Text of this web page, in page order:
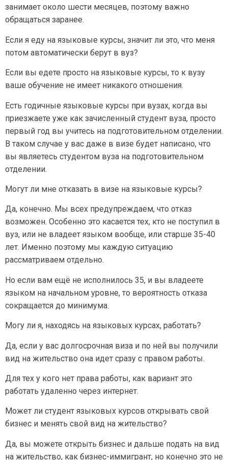
занимает около шести месяцев, поэтому важно
обращаться заранее.
Если я еду на языковые курсы, значит ли это, что меня
потом автоматически берут в вуз?
Если вы едете просто на языковые курсы, то к вузу
ваше обучение не имеет никакого отношения.
Есть годичные языковые курсы при вузах, когда вы
приезжаете уже как зачисленный студент вуза, просто
первый год вы учитесь на подготовительном отделении.
В таком случае у вас даже в визе будет написано, что
вы являетесь студентом вуза на подготовительном
отделении.
Могут ли мне отказать в визе на языковые курсы?
Да, конечно. Мы всех предупреждаем, что отказ
возможен. Особенно это касается тех, кто не поступил в
вуз, или не владеет языком вообще, или старше 35-40
лет. Именно поэтому мы каждую ситуацию
рассматриваем отдельно.
Но если вам ещё не исполнилось 35, и вы владеете
языком на начальном уровне, то вероятность отказа
сокращается до минимума.
Могу ли я, находясь на языковых курсах, работать?
Да, если у вас долгосрочная виза и по ней вы получили
вид на жительство она идет сразу с правом работы.
Для тех у кого нет права работы, как вариант это
работать удаленно через интернет.
Может ли студент языковых курсов открывать свой
бизнес и менять свой вид на жительство?
Да, вы можете открыть бизнес и дальше подать на вид
на жительство, как бизнес-иммигрант, но конечно это не